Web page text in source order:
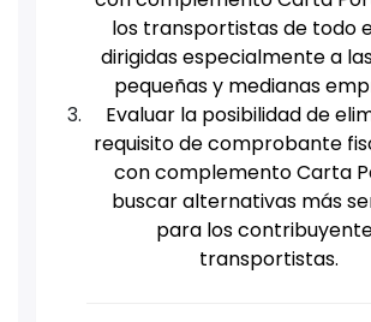
los transportistas de todo
dirigidas especialmente a
pequeñas y medianas
Evaluar la posibilidad de
requisito de comprobante
con complemento Carta
buscar alternativas más
para los
transportistas.